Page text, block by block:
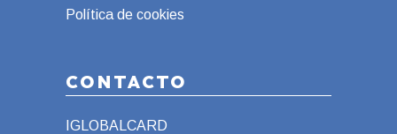
Política de cookies
CONTACTO
IGLOBALCARD